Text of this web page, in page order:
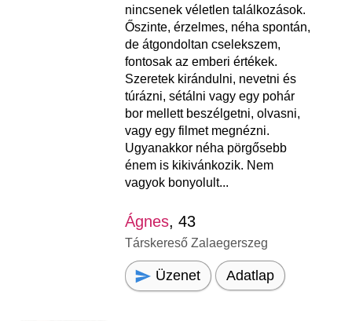
nincsenek véletlen találkozások.
Őszinte, érzelmes, néha spontán,
de átgondoltan cselekszem,
fontosak az emberi értékek.
Szeretek kirándulni, nevetni és
túrázni, sétálni vagy egy pohár
bor mellett beszélgetni, olvasni,
vagy egy filmet megnézni.
Ugyanakkor néha pörgősebb
énem is kikivánkozik. Nem
vagyok bonyolult...
Ágnes, 43
Társkereső Zalaegerszeg
Üzenet Adatlap